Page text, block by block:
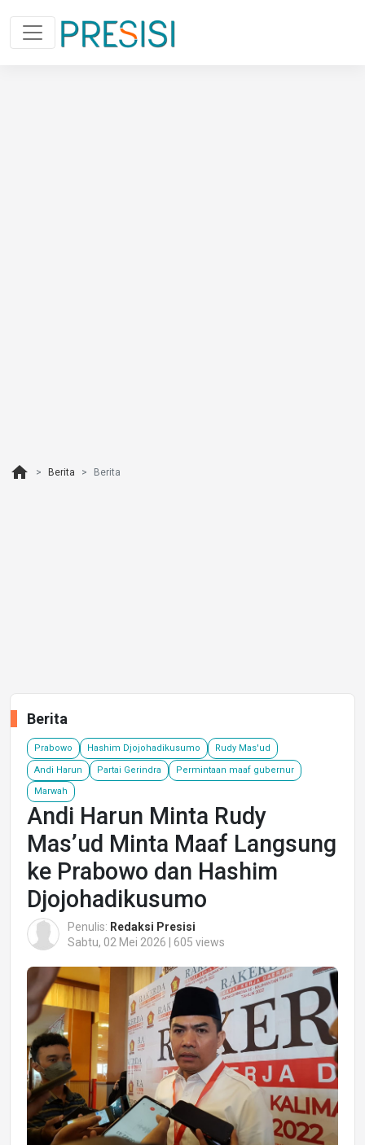
home Berita Berita
Berita
Prabowo Hashim Djojohadikusumo Rudy Mas'ud
Andi Harun Partai Gerindra Permintaan maaf gubernur
Marwah
Andi Harun Minta Rudy
Mas’ud Minta Maaf Langsung
ke Prabowo dan Hashim
Djojohadikusumo
Penulis: Redaksi Presisi
Sabtu, 02 Mei 2026 | 605 views